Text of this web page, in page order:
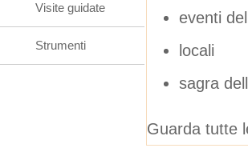
eventi
locali
sagra
Guarda tutte
Visite guidate
Strumenti